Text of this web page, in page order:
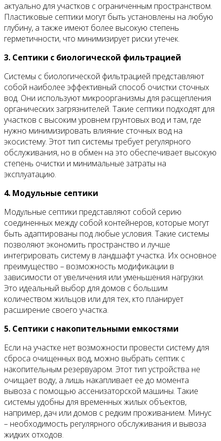
актуально для участков с ограниченным пространством.
Пластиковые септики могут быть установлены на любую
глубину, а также имеют более высокую степень
герметичности, что минимизирует риски утечек.
3. Септики с биологической фильтрацией
Системы с биологической фильтрацией представляют
собой наиболее эффективный способ очистки сточных
вод. Они используют микроорганизмы для расщепления
органических загрязнителей. Такие септики подходят для
участков с высоким уровнем грунтовых вод и там, где
нужно минимизировать влияние сточных вод на
экосистему. Этот тип системы требует регулярного
обслуживания, но в обмен на это обеспечивает высокую
степень очистки и минимальные затраты на
эксплуатацию.
4. Модульные септики
Модульные септики представляют собой серию
соединенных между собой контейнеров, которые могут
быть адаптированы под любые условия. Такие системы
позволяют экономить пространство и лучше
интегрировать систему в ландшафт участка. Их основное
преимущество – возможность модификации в
зависимости от увеличения или уменьшения нагрузки.
Это идеальный выбор для домов с большим
количеством жильцов или для тех, кто планирует
расширение своего участка.
5. Септики с накопительными емкостями
Если на участке нет возможности провести систему для
сброса очищенных вод, можно выбрать септик с
накопительным резервуаром. Этот тип устройства не
очищает воду, а лишь накапливает ее до момента
вывоза с помощью ассенизаторской машины. Такие
системы удобны для временных жилых объектов,
например, дач или домов с редким проживанием. Минус
– необходимость регулярного обслуживания и вывоза
жидких отходов.